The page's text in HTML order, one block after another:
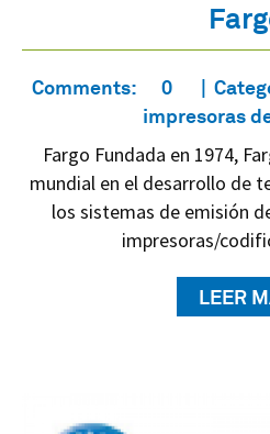
Comments: 0
impresoras
Fargo Fundada en 1974,
mundial en el desarrollo de
los sistemas de emisión
impresoras/
LEER